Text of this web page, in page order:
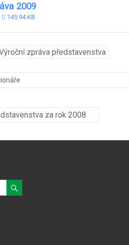
2009
145.94 KB
zpráva představenstva
za rok 2008